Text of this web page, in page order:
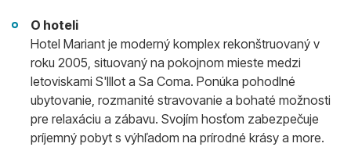
O hoteli
Hotel Mariant je moderný komplex rekonštruovaný v
roku 2005, situovaný na pokojnom mieste medzi
letoviskami S'Illot a Sa Coma. Ponúka pohodlné
ubytovanie, rozmanité stravovanie a bohaté možnosti
pre relaxáciu a zábavu. Svojím hosťom zabezpečuje
príjemný pobyt s výhľadom na prírodné krásy a more.